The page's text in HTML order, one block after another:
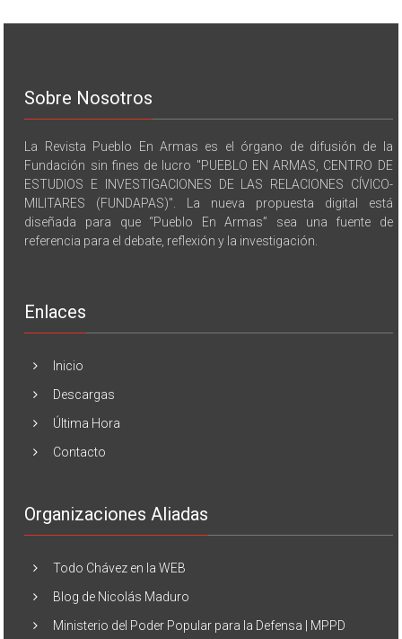
Sobre Nosotros
La Revista Pueblo En Armas es el órgano de difusión de la
Fundación sin fines de lucro "PUEBLO EN ARMAS, CENTRO DE
ESTUDIOS E INVESTIGACIONES DE LAS RELACIONES CÍVICO-
MILITARES (FUNDAPAS)". La nueva propuesta digital está
diseñada para que “Pueblo En Armas” sea una fuente de
referencia para el debate, reflexión y la investigación.
Enlaces
Inicio
Descargas
Última Hora
Contacto
Organizaciones Aliadas
Todo Chávez en la WEB
Blog de Nicolás Maduro
Ministerio del Poder Popular para la Defensa | MPPD